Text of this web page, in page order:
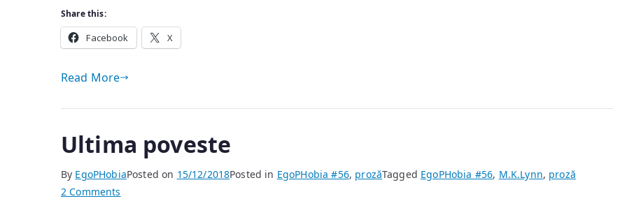
Share this:
Facebook X
Read More
Ultima poveste
By EgoPHobiaPosted on 15/12/2018Posted in EgoPHobia #56, prozăTagged EgoPHobia #56, M.K.Lynn, proză
2 Comments